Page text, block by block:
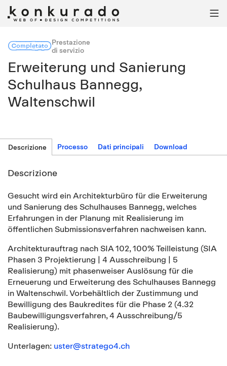

CompletatoPrestazione
di servizio
Erweiterung und Sanierung
Schulhaus Bannegg,
Waltenschwil
Descrizione Processo Dati principali Download
Descrizione
Gesucht wird ein Architekturbüro für die Erweiterung
und Sanierung des Schulhauses Bannegg, welches
Erfahrungen in der Planung mit Realisierung im
öffentlichen Submissionsverfahren nachweisen kann.
Architekturauftrag nach SIA 102, 100% Teilleistung (SIA
Phasen 3 Projektierung | 4 Ausschreibung | 5
Realisierung) mit phasenweiser Auslösung für die
Erneuerung und Erweiterung des Schulhauses Bannegg
in Waltenschwil. Vorbehältlich der Zustimmung und
Bewilligung des Baukredites für die Phase 2 (4.32
Baubewilligungsverfahren, 4 Ausschreibung/5
Realisierung).
Unterlagen: uster@stratego4.ch